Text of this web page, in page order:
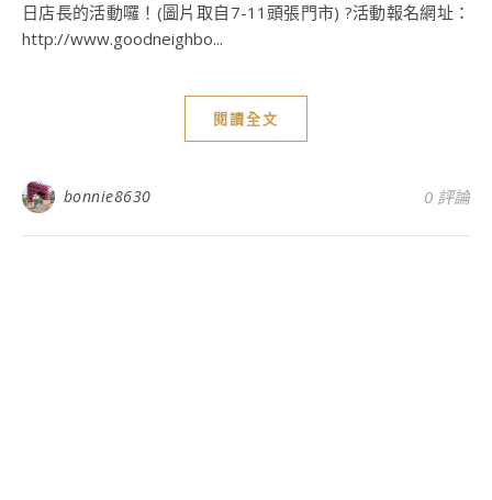
日店長的活動囉！(圖片取自7-11頭張門市) ?活動報名網址：
http://www.goodneighbo...
閱讀全文
bonnie8630 0 評論